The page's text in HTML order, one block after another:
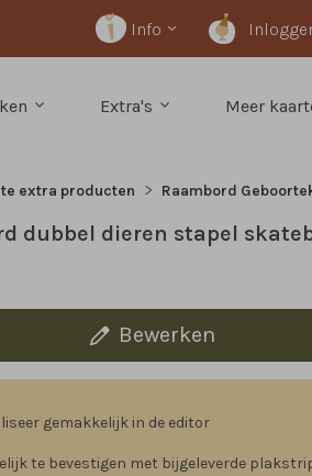
Info
Extra's Meer
extra producten Raambord
dubbel dieren stapel
Bewerken
gemakkelijk in de editor
te bevestigen met bijgeleverde